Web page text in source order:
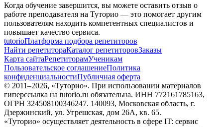
Когда обучение завершится, вы можете оставить отзыв о
работе преподавателя на Туторио — это помогает другим
пользователям находить компетентных специалистов и
повышает качество сервиса.
tutorioПлатформа подбора репетиторов
Найти репетитораКаталог репетиторовЗаказы
Карта сайтаРепетиторамУченикам
Пользовательское соглашениеПолитика
конфиденциальностиПубличная оферта
© 2011–2026, «Туторио». При использовании материалов
гиперссылка на tutorio.ru обязательна. ИНН 772161785163,
ОГРН 324508100346247. 140093, Московская область, г.
Дзержинский, ул. Угрешская, дом 26А, кв. 65.
«Туторио» осуществляет деятельность в сфере IT: сервис